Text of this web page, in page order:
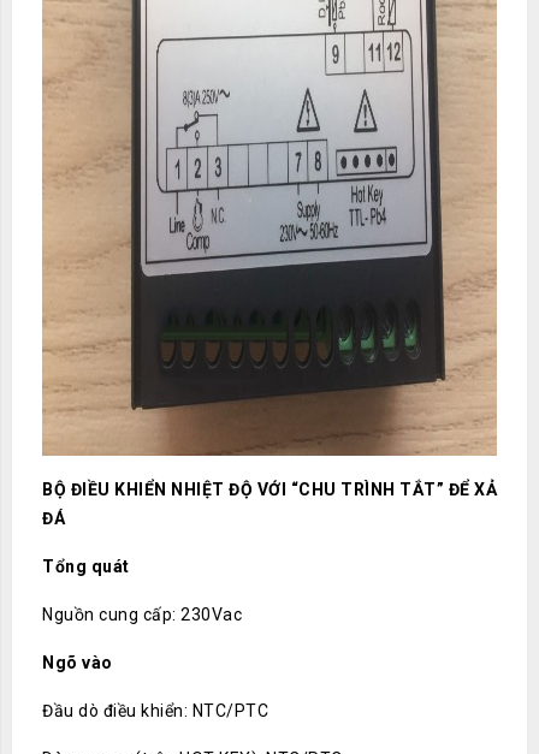
BỘ ĐIỀU KHIỂN NHIỆT ĐỘ VỚI “CHU TRÌNH TẮT” ĐỂ XẢ
ĐÁ
Tổng quát
Nguồn cung cấp: 230Vac
Ngõ vào
Đầu dò điều khiển: NTC/PTC